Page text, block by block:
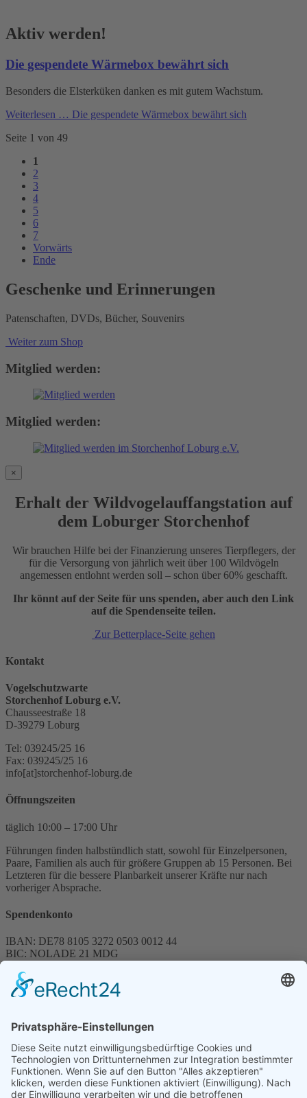
Aktiv werden!
Die gespendete Wärmebox bewährt sich
Besonders die Elsterküken danken es mit gutem Wachstum.
Weiterlesen … Die gespendete Wärmebox bewährt sich
Seite 1 von 49
1
2
3
4
5
6
7
Vorwärts
Ende
Geschenke und Erinnerungen
Patenschaften, DVDs, Bücher, Souvenirs
Weiter zum Shop
Mitglied werden:
Mitglied werden:
×
Erhalt der Wildvogelauffangstation auf
dem Loburger Storchenhof
Wir brauchen Hilfe bei der Finanzierung unseres Tierpflegers, der
für die Versorgung von jährlich weit über 100 Wildvögeln
angemessen entlohnt werden soll – schon über 60% geschafft.
Ihr könnt auf der Seite für uns spenden, aber auch den Link
auf die Spendenseite teilen.
Zur Betterplace-Seite gehen
Kontakt
Vogelschutzwarte
Storchenhof Loburg e.V.
Chausseestraße 18
D-39279 Loburg
Tel: 039245/25 16
Fax: 039245/25 16
info[at]storchenhof-loburg.de
Öffnungszeiten
täglich 10:00 – 17:00 Uhr
Führungen finden halbstündlich statt, sowohl für Einzelpersonen,
Paare, Familien als auch für größere Gruppen ab 15 Personen. Bei
Letzteren für die bessere Planbarkeit unserer Kräfte nur nach
vorheriger Absprache.
Spendenkonto
IBAN: DE78 8105 3272 0503 0012 44
BIC: NOLADE 21 MDG
Spenden können steuerlich abgesetzt werden
Förderung
© 1987 – 2025